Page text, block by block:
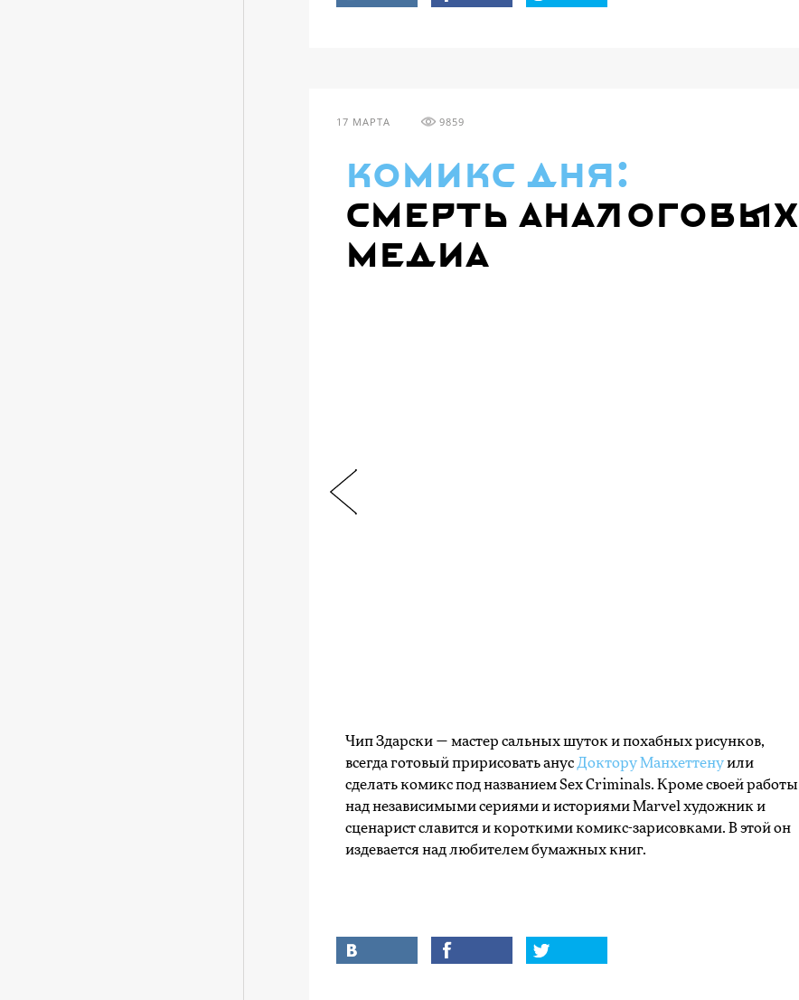
17 МАРТА 9859
комикс дня:
Смерть аналоговых
медиа
Чип Здарски — мастер сальных шуток и похабных рисунков,
всегда готовый пририсовать анус Доктору Манхеттенуили
сделать комикс под названием Sex Criminals. Кроме своей работы
над независимыми сериями и историями Marvel художник и
сценарист славится и короткими комикс-зарисовками. В этой он
издевается над любителем бумажных книг.